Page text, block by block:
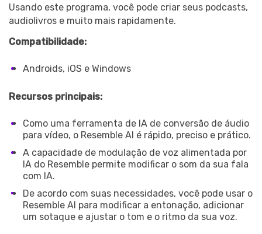
Usando este programa, você pode criar seus podcasts,
audiolivros e muito mais rapidamente.
Compatibilidade:
Androids, iOS e Windows
Recursos principais:
Como uma ferramenta de IA de conversão de áudio
para vídeo, o Resemble AI é rápido, preciso e prático.
A capacidade de modulação de voz alimentada por
IA do Resemble permite modificar o som da sua fala
com IA.
De acordo com suas necessidades, você pode usar o
Resemble AI para modificar a entonação, adicionar
um sotaque e ajustar o tom e o ritmo da sua voz.